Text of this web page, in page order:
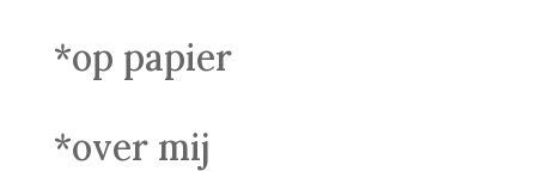
*op papier
*over mij